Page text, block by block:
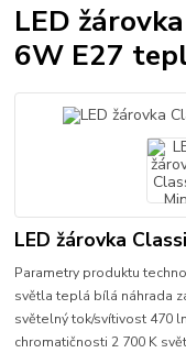
LED
6W E27
LED žárovka
Parametry produktu
světla teplá bílá náhrada
světelný tok/svítivost 470
chromatičnosti 2 700 K